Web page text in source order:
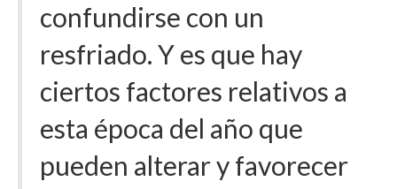
confundirse con un
resfriado. Y es que hay
ciertos factores relativos a
esta época del año que
pueden alterar y favorecer